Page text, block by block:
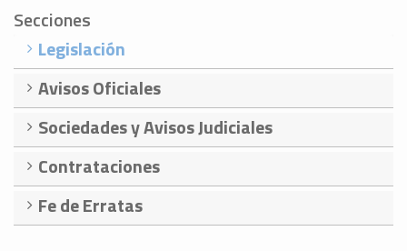
Secciones
Legislación
Avisos Oficiales
Sociedades y Avisos Judiciales
Contrataciones
Fe de Erratas